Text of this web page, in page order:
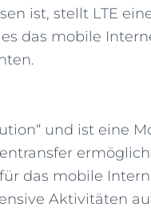
ist, stellt LTE
das mobile
und ist eine
das mobile
Aktivitäten